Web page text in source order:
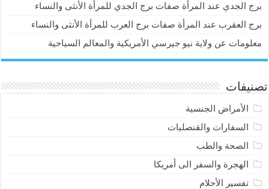
برج الجدي عند المرأة صفات برج الجدي للمرأة الأنثى والنساء
برج العقرب عند المرأة صفات برج العرب للمرأة الأنثى والنساء
معلومات عن ولاية نيو جيرسي الأمريكية والمعالم السياحية
تصنيفات
الأمراض الجنسية
السفارات والقنصليات
الصحة والطب
الهجرة والسفر الى أمريكا
تفسير الأحلام